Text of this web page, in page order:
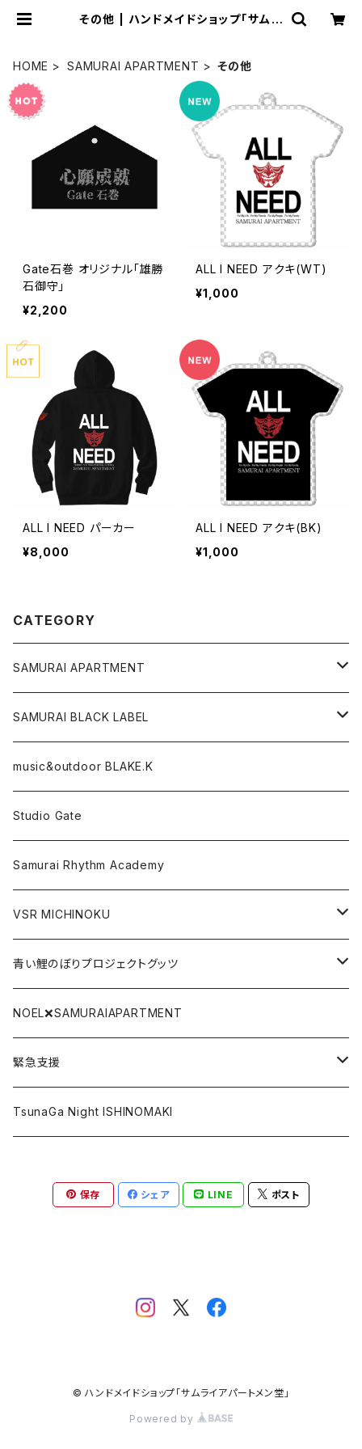
その他 | ハンドメイドショップ「サムラ
HOME SAMURAI APARTMENT その他
Gate石巻 オリジナル「雄勝
石御守」
¥2,200
ALL I NEED アクキ(WT)
¥1,000
ALL I NEED パーカー
¥8,000
ALL I NEED アクキ(BK)
¥1,000
CATEGORY
SAMURAI APARTMENT
CD,DVD,DLカード
Tシャツ
スマフォケース
Gate関連グッツ
前掛け
タオル
リストバンド
SAMURAI BLACK LABEL
ポストカード
SAMURAI BLACK LABEL
パーカー
Tシャツ
アクリルキーホルダー
music&outdoor BLAKE.K
Studio Gate
Samurai Rhythm Academy
VSR MICHINOKU
DVD
CD
DLカード
青い鯉のぼりプロジェクトグッツ
青い鯉のぼり手拭い
青い鯉のぼりTシャツ
NOEL❌SAMURAIAPARTMENT
緊急支援
復興北陸
台湾加油
TsunaGa Night ISHINOMAKI
保存 シェア LINE ポスト
© ハンドメイドショップ「サムライアパートメン堂」
Powered by